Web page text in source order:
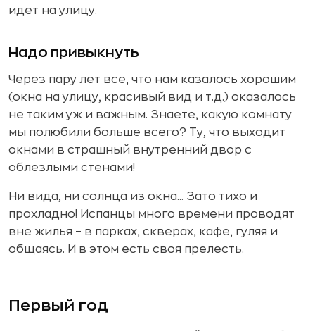
идет на улицу.
Надо привыкнуть
Через пару лет все, что нам казалось хорошим
(окна на улицу, красивый вид и т.д.) оказалось
не таким уж и важным. Знаете, какую комнату
мы полюбили больше всего? Ту, что выходит
окнами в страшный внутренний двор с
облезлыми стенами!
Ни вида, ни солнца из окна... Зато тихо и
прохладно! Испанцы много времени проводят
вне жилья – в парках, скверах, кафе, гуляя и
общаясь. И в этом есть своя прелесть.
Первый год